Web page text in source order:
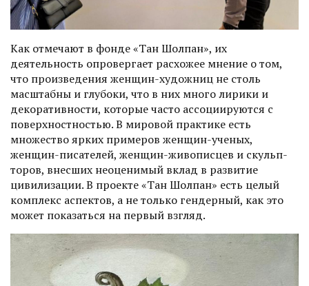
Как отмечают в фонде «Тан Шолпан», их
деятельность опровергает расхожее мнение о том,
что произведения женщин-художниц не столь
масштабны и глубоки, что в них много лирики и
декоративности, которые часто ассоциируются с
поверхностностью. В мировой практике есть
множество ярких примеров женщин-ученых,
женщин-писателей, женщин-живописцев и скульп­
торов, внесших неоценимый вклад в развитие
цивилизации. В проекте «Тан Шолпан» есть целый
комплекс аспектов, а не только гендерный, как это
может показаться на первый взгляд.